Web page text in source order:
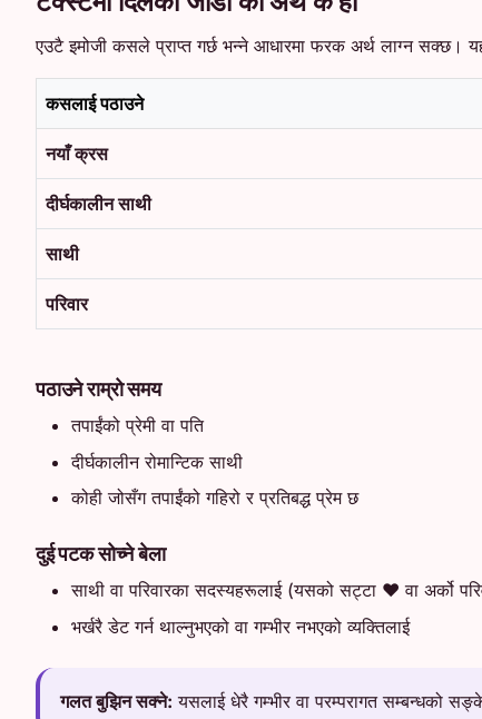
एउटै इमोजी कसले प्राप्त गर्छ भन्ने आधारमा फरक अर्थ लाग्न सक्छ।
कसलाई पठाउने
नयाँ क्रस
दीर्घकालीन साथी
साथी
परिवार
पठाउने राम्रो समय
तपाईंको प्रेमी वा पति
दीर्घकालीन रोमान्टिक साथी
कोही जोसँग तपाईंको गहिरो र प्रतिबद्ध प्रेम छ
दुई पटक सोच्ने बेला
साथी वा परिवारका सदस्यहरूलाई (यसको सट्टा ❤️ वा अर्को
भर्खरै डेट गर्न थाल्नुभएको वा गम्भीर नभएको व्यक्तिलाई
गलत बुझिन सक्ने: यसलाई धेरै गम्भीर वा परम्परागत सम्बन्धको